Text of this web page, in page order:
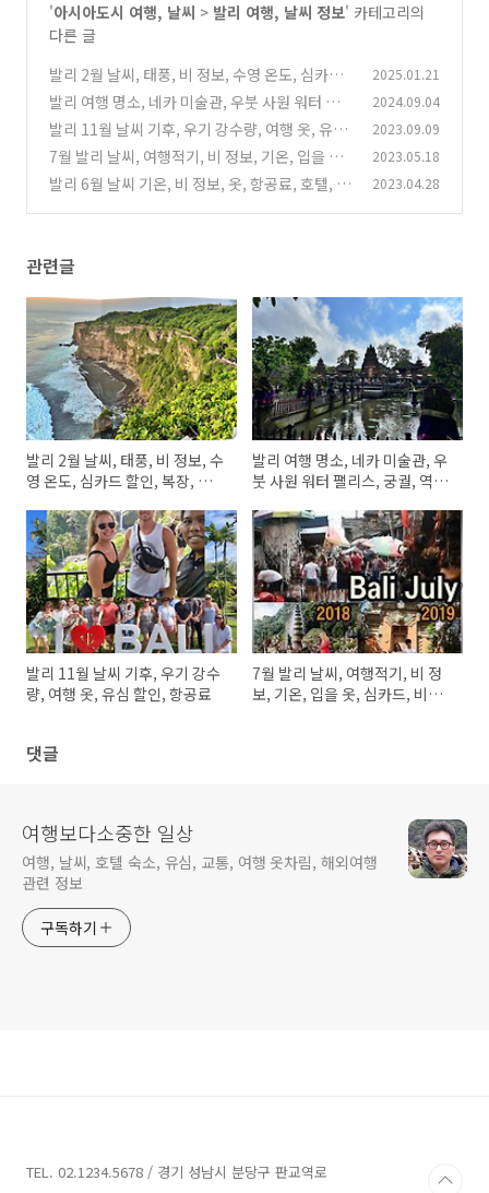
'아시아도시 여행, 날씨 > 발리 여행, 날씨 정보' 카테고리의
다른 글
발리 2월 날씨, 태풍, 비 정보, 수영 온도, 심카드
할인, 복장, 비행기 티켓 가격
(0)
2025.01.21
발리 여행 명소, 네카 미술관, 우붓 사원 워터 팰
리스, 궁궐, 역사, 박물관 정보 (0)
2024.09.04
발리 11월 날씨 기후, 우기 강수량, 여행 옷, 유심
할인, 항공료
(6)
2023.09.09
7월 발리 날씨, 여행적기, 비 정보, 기온, 입을 옷,
심카드, 비행기 티켓 가격 (2)
2023.05.18
발리 6월 날씨 기온, 비 정보, 옷, 항공료, 호텔, 유
2023.04.28
관련글
발리 2월 날씨, 태풍, 비 정보, 수
영 온도, 심카드 할인, 복장, 비행
발리 여행 명소, 네카 미술관, 우
붓 사원 워터 팰리스, 궁궐, 역사,
발리 11월 날씨 기후, 우기 강수
량, 여행 옷, 유심 할인, 항공료
7월 발리 날씨, 여행적기, 비 정
보, 기온, 입을 옷, 심카드, 비행
댓글
여행보다소중한 일상
여행, 날씨, 호텔 숙소, 유심, 교통, 여행 옷차림, 해외여행
관련 정보
구독하기
TEL. 02.1234.5678 / 경기 성남시 분당구 판교역로